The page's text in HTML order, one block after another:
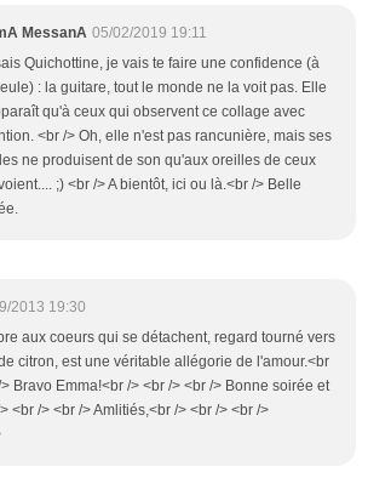
MessanA 05/02/2019 19:11
Quichottine, je vais te faire une confidence (à
: la guitare, tout le monde ne la voit pas. Elle
qu'à ceux qui observent ce collage avec
<br /> Oh, elle n'est pas rancunière, mais ses
ne produisent de son qu'aux oreilles de ceux
;) <br /> A bientôt, ici ou là.<br /> Belle
2013 19:30
aux coeurs qui se détachent, regard tourné vers
citron, est une véritable allégorie de l'amour.<br
Bravo Emma!<br /> <br /> <br /> Bonne soirée et
<br /> <br /> Amlitiés,<br /> <br /> <br />